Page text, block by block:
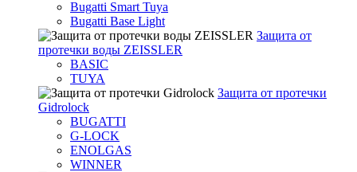
Bugatti Smart Tuya
Bugatti Base Light
Защита от
протечки воды ZEISSLER
BASIC
TUYA
Защита от протечки
Gidrolock
BUGATTI
G-LOCK
ENOLGAS
WINNER